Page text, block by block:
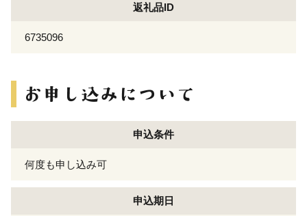
返礼品ID
6735096
申込条件
何度も申し込み可
申込期日